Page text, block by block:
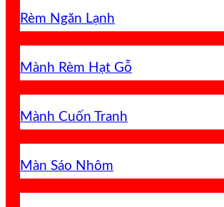
Rèm Ngăn Lạnh
Mành Rèm Hạt Gỗ
Mành Cuốn Tranh
Màn Sáo Nhôm